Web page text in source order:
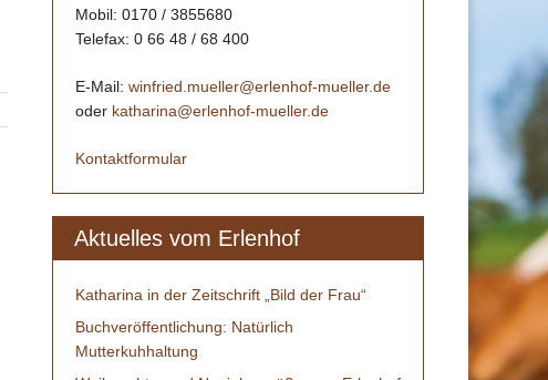
Mobil: 0170 / 3855680
Telefax: 0 66 48 / 68 400
E-Mail: winfried.mueller@erlenhof-mueller.de
oder katharina@erlenhof-mueller.de
Kontaktformular
Aktuelles vom Erlenhof
Katharina in der Zeitschrift „Bild der Frau“
Buchveröffentlichung: Natürlich
Mutterkuhhaltung